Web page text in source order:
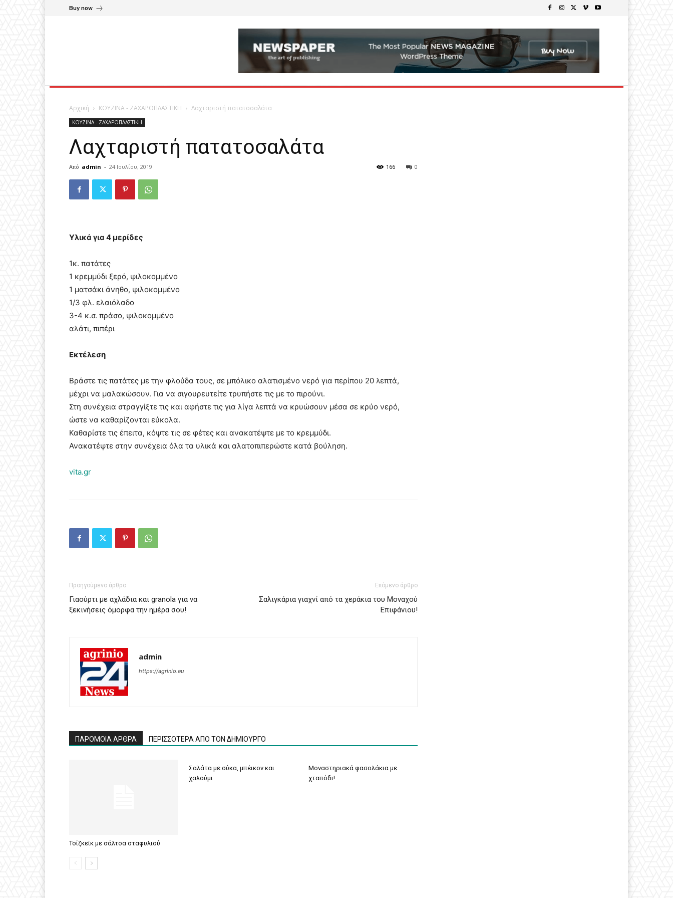
Buy now
Αρχική ΚΟΥΖΙΝΑ - ΖΑΧΑΡΟΠΛΑΣΤΙΚΗ Λαχταριστή πατατοσαλάτα
ΚΟΥΖΙΝΑ - ΖΑΧΑΡΟΠΛΑΣΤΙΚΗ
Λαχταριστή πατατοσαλάτα
Από admin - 24 Ιουλίου, 2019 0
166
Υλικά για 4 μερίδες
1κ. πατάτες
1 κρεμμύδι ξερό, ψιλοκομμένο
1 ματσάκι άνηθο, ψιλοκομμένο
1/3 φλ. ελαιόλαδο
3-4 κ.σ. πράσο, ψιλοκομμένο
αλάτι, πιπέρι
Εκτέλεση
Βράστε τις πατάτες με την φλούδα τους, σε μπόλικο αλατισμένο νερό για περίπου 20 λεπτά,
μέχρι να μαλακώσουν. Για να σιγουρευτείτε τρυπήστε τις με το πιρούνι.
Στη συνέχεια στραγγίξτε τις και αφήστε τις για λίγα λεπτά να κρυώσουν μέσα σε κρύο νερό,
ώστε να καθαρίζονται εύκολα.
Καθαρίστε τις έπειτα, κόψτε τις σε φέτες και ανακατέψτε με το κρεμμύδι.
Ανακατέψτε στην συνέχεια όλα τα υλικά και αλατοπιπερώστε κατά βούληση.
vita.gr
Προηγούμενο άρθρο
Γιαούρτι με αχλάδια και granola για να
ξεκινήσεις όμορφα την ημέρα σου!
Επόμενο άρθρο
Σαλιγκάρια γιαχνί από τα χεράκια του Μοναχού
Επιφάνιου!
admin
https://agrinio.eu
ΠΑΡΟΜΟΙΑ ΑΡΘΡΑ ΠΕΡΙΣΣΟΤΕΡΑ ΑΠΟ ΤΟΝ ΔΗΜΙΟΥΡΓΟ
Τσίζκεϊκ με σάλτσα σταφυλιού
Σαλάτα με σύκα, μπέικον και
χαλούμι
Μοναστηριακά φασολάκια με
χταπόδι!